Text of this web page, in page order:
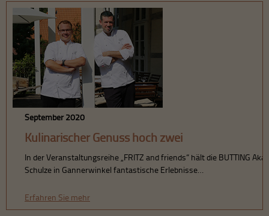
September 2020
Kulinarischer Genuss hoch zwei
In der Veranstaltungsreihe „FRITZ and friends“ hält die BUTTING
Schulze in Gannerwinkel fantastische Erlebnisse…
Erfahren Sie mehr